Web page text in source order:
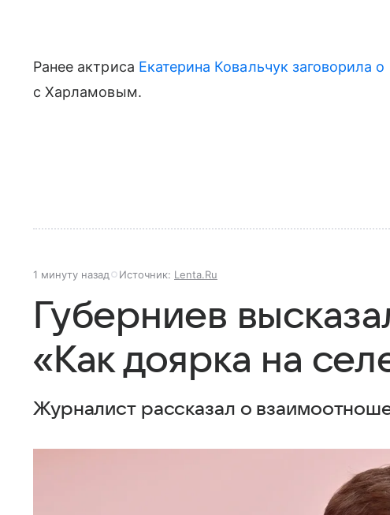
Ранее актриса Екатерина Ковальчук заговорила
с Харламовым.
1 минуту назад Источник: Lenta.Ru
Губерниев
«Как доярка на
Журналист рассказал о